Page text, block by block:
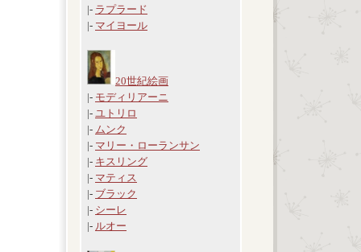
|- ラプラード
|- マイヨール
20世紀絵画
|- モディリアーニ
|- ユトリロ
|- ムンク
|- マリー・ローランサン
|- キスリング
|- マティス
|- ブラック
|- シーレ
|- ルオー